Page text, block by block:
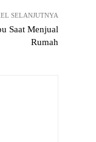
SELANJUTNYA
Saat Menjual
Rumah